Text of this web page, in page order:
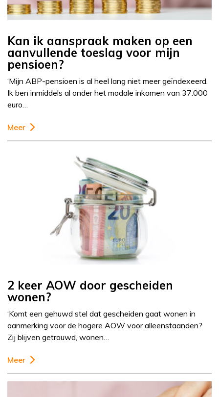
Kan ik aanspraak maken op een
aanvullende toeslag voor mijn
pensioen?
‘Mijn ABP-pensioen is al heel lang niet meer geïndexeerd.
Ik ben inmiddels al onder het modale inkomen van 37.000
euro…
Meer
2 keer AOW door gescheiden
wonen?
‘Komt een gehuwd stel dat gescheiden gaat wonen in
aanmerking voor de hogere AOW voor alleenstaanden?
Zij blijven getrouwd, wonen…
Meer